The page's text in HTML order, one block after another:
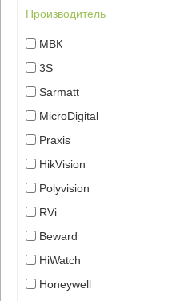
Производитель
МВК
3S
Sarmatt
MicroDigital
Praxis
HikVision
Polyvision
RVi
Beward
HiWatch
Honeywell